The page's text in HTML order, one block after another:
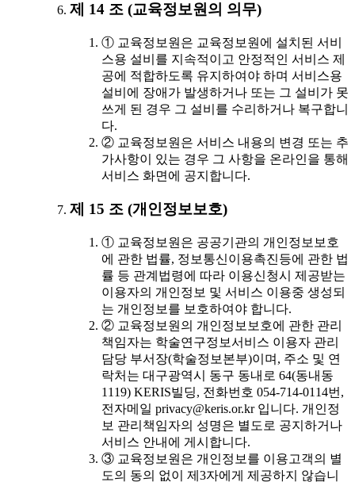
제 14 조 (교육정보원의 의무)
① 교육정보원은 교육정보원에 설치된 서비
스용 설비를 지속적이고 안정적인 서비스 제
공에 적합하도록 유지하여야 하며 서비스용
설비에 장애가 발생하거나 또는 그 설비가 못
쓰게 된 경우 그 설비를 수리하거나 복구합니
다.
② 교육정보원은 서비스 내용의 변경 또는 추
가사항이 있는 경우 그 사항을 온라인을 통해
서비스 화면에 공지합니다.
제 15 조 (개인정보보호)
① 교육정보원은 공공기관의 개인정보보호
에 관한 법률, 정보통신이용촉진등에 관한 법
률 등 관계법령에 따라 이용신청시 제공받는
이용자의 개인정보 및 서비스 이용중 생성되
는 개인정보를 보호하여야 합니다.
② 교육정보원의 개인정보보호에 관한 관리
책임자는 학술연구정보서비스 이용자 관리
담당 부서장(학술정보본부)이며, 주소 및 연
락처는 대구광역시 동구 동내로 64(동내동
1119) KERIS빌딩, 전화번호 054-714-0114번,
전자메일 privacy@keris.or.kr 입니다. 개인정
보 관리책임자의 성명은 별도로 공지하거나
서비스 안내에 게시합니다.
③ 교육정보원은 개인정보를 이용고객의 별
도의 동의 없이 제3자에게 제공하지 않습니